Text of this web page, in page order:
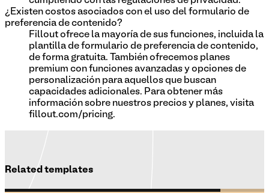
¿Existen costos asociados con el uso del formulario de
preferencia de contenido?
Fillout ofrece la mayoría de sus funciones, incluida la
plantilla de formulario de preferencia de contenido,
de forma gratuita. También ofrecemos planes
premium con funciones avanzadas y opciones de
personalización para aquellos que buscan
capacidades adicionales. Para obtener más
información sobre nuestros precios y planes, visita
fillout.com/pricing.
Related templates